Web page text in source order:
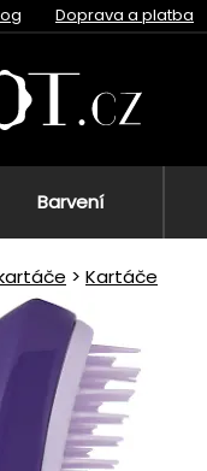
Doprava a platba
Barvení
Kartáče